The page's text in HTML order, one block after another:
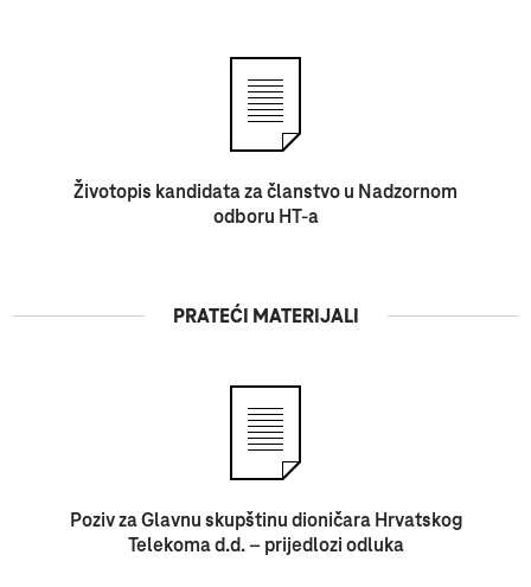
Životopis kandidata za članstvo u Nadzornom
odboru HT-a
PRATEĆI MATERIJALI
Poziv za Glavnu skupštinu dioničara Hrvatskog
Telekoma d.d. – prijedlozi odluka